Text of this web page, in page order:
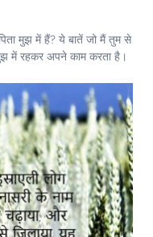
मुझ में हैं? ये बातें जो मैं तुम से
में रहकर अपने काम करता है।